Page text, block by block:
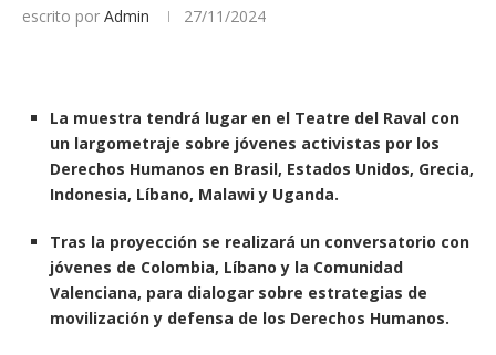
escrito por Admin 27/11/2024
La muestra tendrá lugar en el Teatre del Raval con
un largometraje sobre jóvenes activistas por los
Derechos Humanos en Brasil, Estados Unidos, Grecia,
Indonesia, Líbano, Malawi y Uganda.
Tras la proyección se realizará un conversatorio con
jóvenes de Colombia, Líbano y la Comunidad
Valenciana, para dialogar sobre estrategias de
movilización y defensa de los Derechos Humanos.